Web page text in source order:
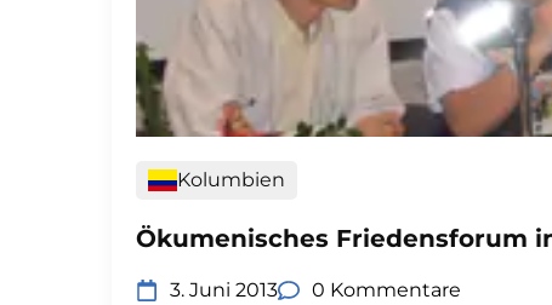
Kolumbien
Ökumenisches Friedensforum
3. Juni 2013 0 Kommentare